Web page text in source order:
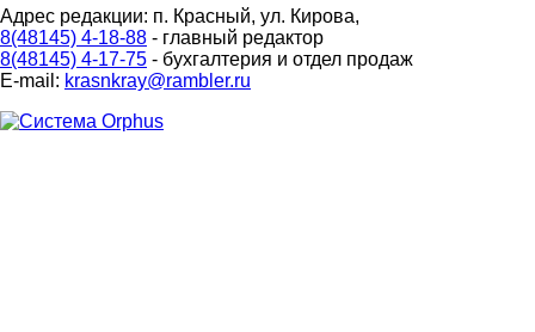
Адрес редакции: п. Красный, ул. Кирова,
8(48145) 4-18-88 - главный редактор
8(48145) 4-17-75 - бухгалтерия и отдел продаж
E-mail: krasnkray@rambler.ru